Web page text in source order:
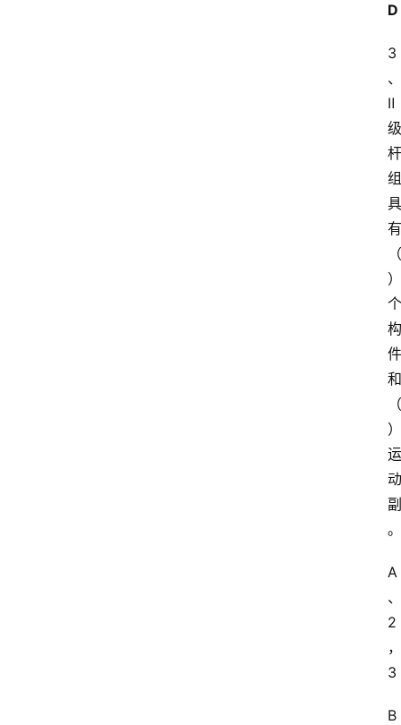
D
3
、
Ⅱ
级
杆
组
具
有
（
）
个
构
件
和
（
）
运
动
副
。
A
、
2
，
3
B